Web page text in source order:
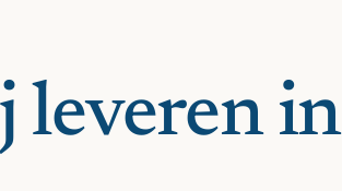
leveren in